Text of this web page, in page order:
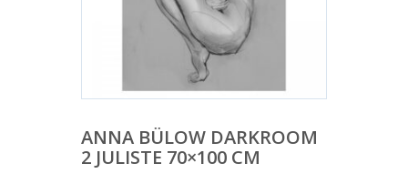
ANNA BÜLOW DARKROOM
2 JULISTE 70×100 CM